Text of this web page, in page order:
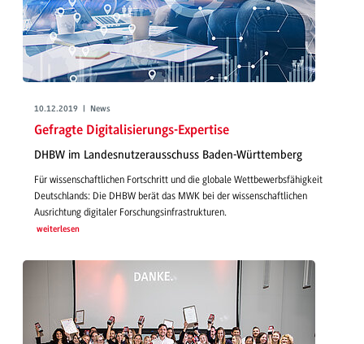
10.12.2019 | News
Gefragte Digitalisierungs-Expertise
DHBW im Landesnutzerausschuss Baden-Württemberg
Für wissenschaftlichen Fortschritt und die globale Wettbewerbsfähigkeit
Deutschlands: Die DHBW berät das MWK bei der wissenschaftlichen
Ausrichtung digitaler Forschungsinfrastrukturen.
weiterlesen